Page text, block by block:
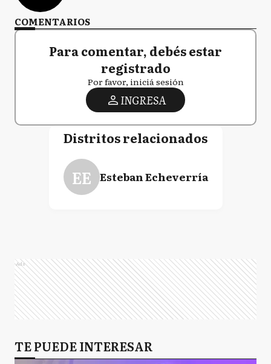
COMENTARIOS
Para comentar, debés estar
registrado
Por favor, iniciá sesión
INGRESA
Distritos relacionados
EE Esteban Echeverría
Ads
TE PUEDE INTERESAR